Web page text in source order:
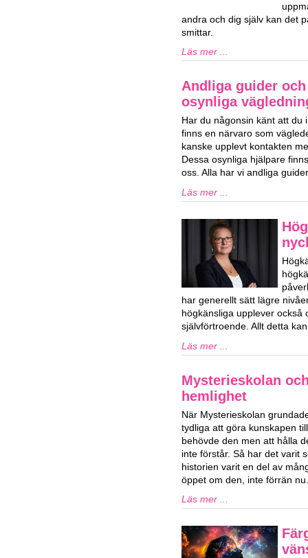
andra och dig själv kan det
smittar.
Läs mer ...
Andliga guider
osynliga
Har du någonsin känt att du
finns en närvaro som
kanske upplevt kontakten
Dessa osynliga hjälpare
oss. Alla har vi andliga
Läs mer ...
har generellt sätt lägre
högkänsliga upplever
självförtroende. Allt detta
Läs mer ...
Mysterieskolan
hemlighet
När Mysterieskolan
tydliga att göra kunskapen
behövde den men att hålla
inte förstår. Så har det varit
historien varit en del av
öppet om den, inte förrän nu.
Läs mer ...